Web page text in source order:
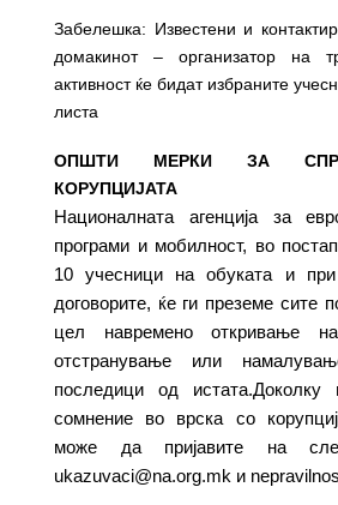
Забелешка: Известени и
домакинот – организатор на
активност ќе бидат избраните
листа
ОПШТИ МЕРКИ ЗА
КОРУПЦИЈАТА
Националната агенција за
програми и мобилност, во
10 учесници на обуката и
договорите, ќе ги преземе сите
цел навремено откривање
отстранување или
последици од истата.Доколку
сомнение во врска со
може да пријавите на
ukazuvaci@na.org.mk и